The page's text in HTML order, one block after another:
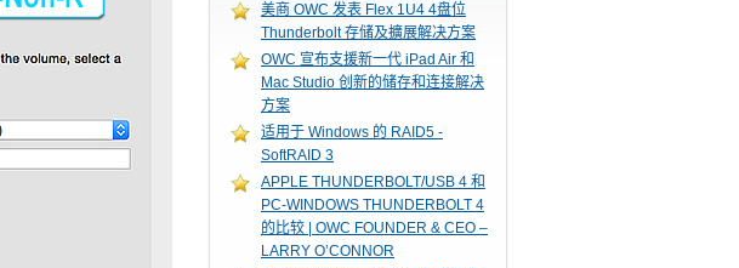
美商 OWC 发表 Flex 1U4 4盘位
Thunderbolt 存储及擴展解决方案
OWC 宣布支援新一代 iPad Air 和
Mac Studio 创新的储存和连接解决
方案
适用于 Windows 的 RAID5 -
SoftRAID 3
APPLE THUNDERBOLT/USB 4 和
PC-WINDOWS THUNDERBOLT 4
的比较 | OWC FOUNDER & CEO –
LARRY O’CONNOR